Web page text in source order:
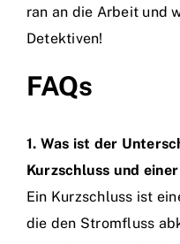
ran an die Arbeit und
Detektiven!
FAQs
1. Was ist der
Kurzschluss und
Ein Kurzschluss ist
die den Stromfluss